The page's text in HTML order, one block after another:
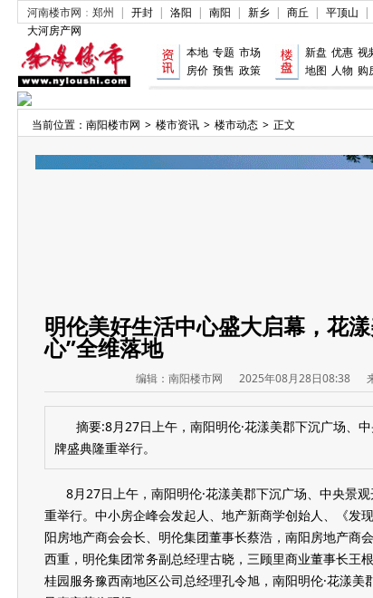
河南楼市网 ： 郑州 | 开封 | 洛阳 | 南阳 | 新乡 | 商丘 | 平顶山 |
大河房产网
本地 专题 市场
房价 预售 政策
新盘 优惠 视
地图 人物 购
当前位置： 南阳楼市网 > 楼市资讯 > 楼市动态 > 正文
明伦美好生活中心盛大启幕，花
心”全维落地
编辑： 南阳楼市网 2025年08月28日08:38
摘要:8月27日上午，南阳明伦·花漾美郡下沉广场、
牌盛典隆重举行。
8月27日上午，南阳明伦·花漾美郡下沉广场、中央景
重举行。中小房企峰会发起人、地产新商学创始人、《发
阳房地产商会会长、明伦集团董事长蔡浩，南阳房地产商
西重，明伦集团常务副总经理古晓，三顾里商业董事长王
桂园服务豫西南地区公司总经理孔令旭，南阳明伦·花漾